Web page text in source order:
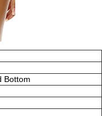
Bottom